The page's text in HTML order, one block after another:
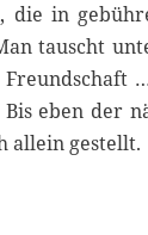
die in
tauscht
eben der
allein gestellt.